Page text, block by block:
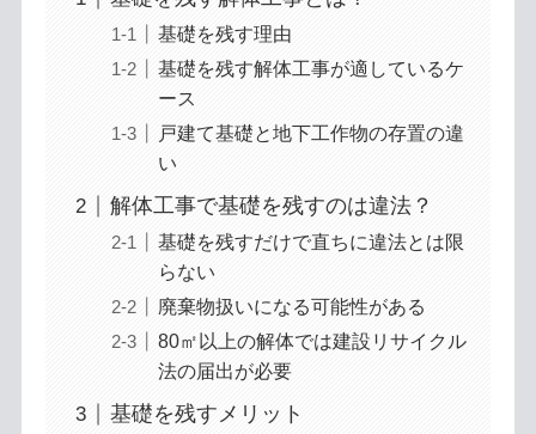
基礎を残す理由
基礎を残す解体工事が適しているケ
ース
戸建て基礎と地下工作物の存置の違
い
解体工事で基礎を残すのは違法？
基礎を残すだけで直ちに違法とは限
らない
廃棄物扱いになる可能性がある
80㎡以上の解体では建設リサイクル
法の届出が必要
基礎を残すメリット